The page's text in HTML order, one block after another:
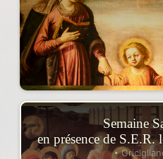
Semaine
en présence de S.E.R.
•